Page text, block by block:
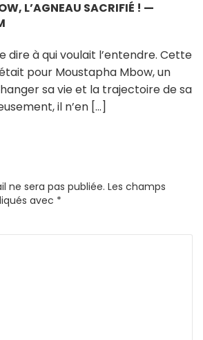
L’AGNEAU SACRIFIÉ ! —
dire à qui voulait l’entendre. Cette
pour Moustapha Mbow, un
sa vie et la trajectoire de sa
il n’en […]
ne sera pas publiée. Les champs
avec *